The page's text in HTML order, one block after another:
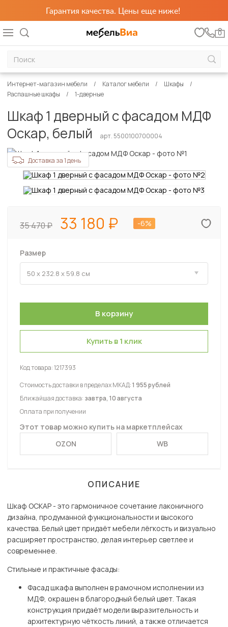
Гарантия качества. Цены еще ниже!
0
Интернет-магазин мебели Каталог мебели
Шкафы
Распашные шкафы
1-дверные
Шкаф 1 дверный с фасадом МДФ
Оскар, белый
арт. 5500100700004
Доставка за 1 день
35 470 33 180 -6%
Размер
Купить в 1 клик
Код товара:1217393
Стоимость доставки в пределах МКАД:1 955 рублей
Ближайшая доставка: завтра, 10 августа
Оплата при получении
Этот товар можно купить на маркетплейсах
OZON
WB
ОПИСАНИЕ
Шкаф ОСКАР - это гармоничное сочетание лаконичного
дизайна, продуманной функциональности и высокого
качества. Белый цвет придаёт мебели лёгкость и визуально
расширяет пространство, делая интерьер светлее и
современнее.
Стильные и практичные фасады:
Фасад шкафа выполнен в рамочном исполнении из
МДФ, окрашен в благородный белый цвет. Такая
конструкция придаёт модели выразительность и
архитектурную чёткость линий, а также отличается